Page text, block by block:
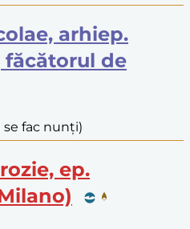
arhiep.
făcătorul de
se fac nunți)
ep.